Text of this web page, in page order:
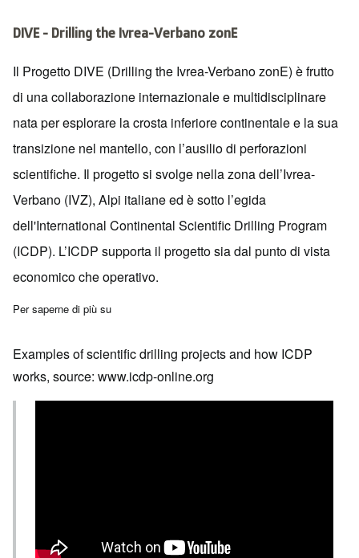
DIVE - Drilling the Ivrea-Verbano zonE
Il Progetto DIVE (Drilling the Ivrea-Verbano zonE) è frutto
di una collaborazione internazionale e multidisciplinare
nata per esplorare la crosta inferiore continentale e la sua
transizione nel mantello, con l’ausilio di perforazioni
scientifiche. Il progetto si svolge nella zona dell’Ivrea-
Verbano (IVZ), Alpi italiane ed è sotto l’egida
dell'International Continental Scientific Drilling Program
(ICDP). L’ICDP supporta il progetto sia dal punto di vista
economico che operativo.
Per saperne di più su
Examples of scientific drilling projects and how ICDP
works, source: www.icdp-online.org